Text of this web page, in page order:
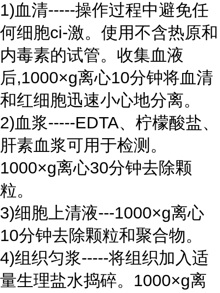
1)血清-----操作过程中避免任
何细胞ci-激。使用不含热原和
内毒素的试管。收集血液
后,1000×g离心10分钟将血清
和红细胞迅速小心地分离。
2)血浆-----EDTA、柠檬酸盐、
肝素血浆可用于检测。
1000×g离心30分钟去除颗
粒。
3)细胞上清液---1000×g离心
10分钟去除颗粒和聚合物。
4)组织匀浆-----将组织加入适
量生理盐水捣碎。1000×g离